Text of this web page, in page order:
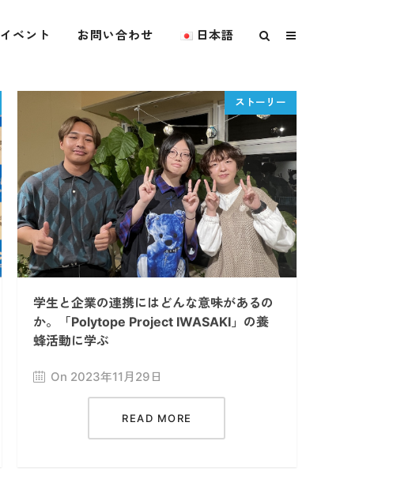
イベント お問い合わせ 日本語
学生と企業の連携にはどんな意味があるの
か。「Polytope Project IWASAKI」の養
蜂活動に学ぶ
On 2023年11月29日
READ MORE